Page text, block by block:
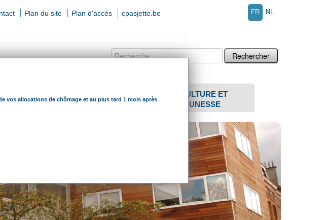
NL
FR
Plan du site Plan d'accès cpasjette.be
Chercher par
ALIMENTAIRE
CULTURE ET
JEUNESSE
vos allocations de chômage et au plus tard 1 mois après.